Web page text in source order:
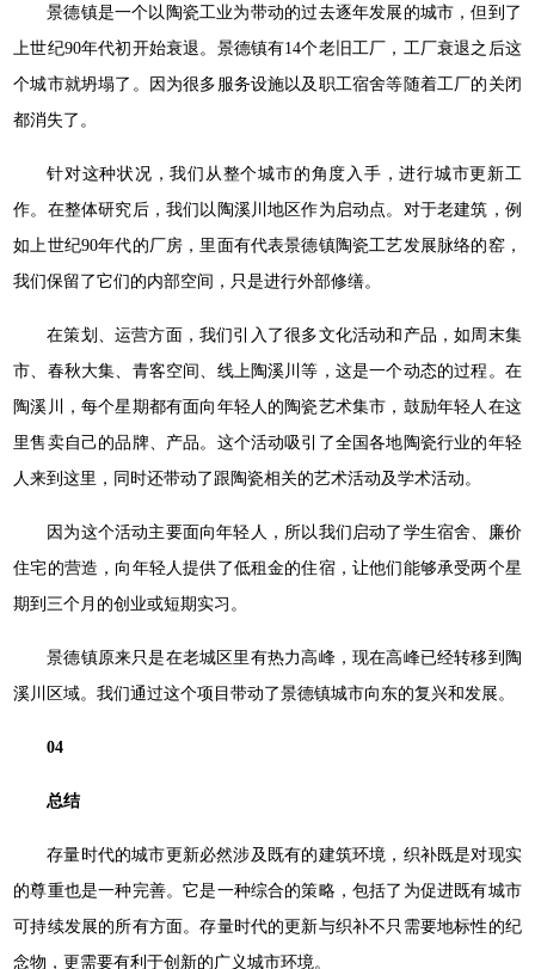
景德镇是一个以陶瓷工业为带动的过去逐年发展的城市，但到了
上世纪90年代初开始衰退。景德镇有14个老旧工厂，工厂衰退之后这
个城市就坍塌了。因为很多服务设施以及职工宿舍等随着工厂的关闭
都消失了。
针对这种状况，我们从整个城市的角度入手，进行城市更新工
作。在整体研究后，我们以陶溪川地区作为启动点。对于老建筑，例
如上世纪90年代的厂房，里面有代表景德镇陶瓷工艺发展脉络的窑，
我们保留了它们的内部空间，只是进行外部修缮。
在策划、运营方面，我们引入了很多文化活动和产品，如周末集
市、春秋大集、青客空间、线上陶溪川等，这是一个动态的过程。在
陶溪川，每个星期都有面向年轻人的陶瓷艺术集市，鼓励年轻人在这
里售卖自己的品牌、产品。这个活动吸引了全国各地陶瓷行业的年轻
人来到这里，同时还带动了跟陶瓷相关的艺术活动及学术活动。
因为这个活动主要面向年轻人，所以我们启动了学生宿舍、廉价
住宅的营造，向年轻人提供了低租金的住宿，让他们能够承受两个星
期到三个月的创业或短期实习。
景德镇原来只是在老城区里有热力高峰，现在高峰已经转移到陶
溪川区域。我们通过这个项目带动了景德镇城市向东的复兴和发展。
04
总结
存量时代的城市更新必然涉及既有的建筑环境，织补既是对现实
的尊重也是一种完善。它是一种综合的策略，包括了为促进既有城市
可持续发展的所有方面。存量时代的更新与织补不只需要地标性的纪
念物，更需要有利于创新的广义城市环境。